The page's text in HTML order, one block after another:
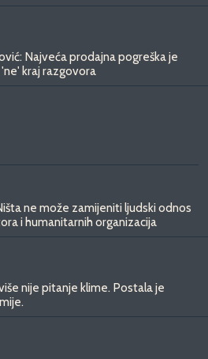
Najveća prodajna pogreška je
kraj razgovora
ne može zamijeniti ljudski odnos
i humanitarnih organizacija
nije pitanje klime. Postala je